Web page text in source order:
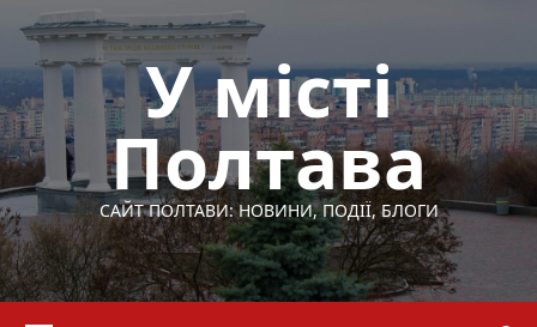
Перейти
вмісту
У місті
Полтава
САЙТ ПОЛТАВИ: НОВИНИ, ПОДІЇ, БЛОГИ